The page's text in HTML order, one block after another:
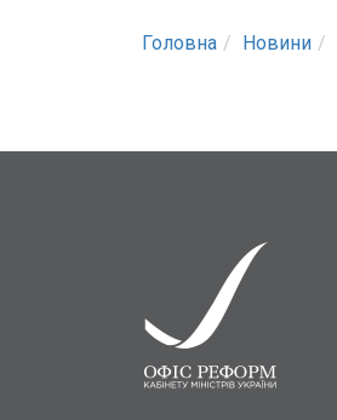
Головна Новини